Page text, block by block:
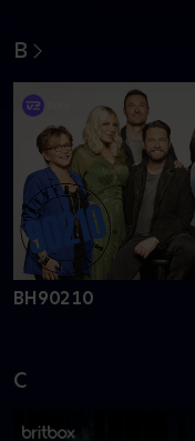
B
BH90210
C